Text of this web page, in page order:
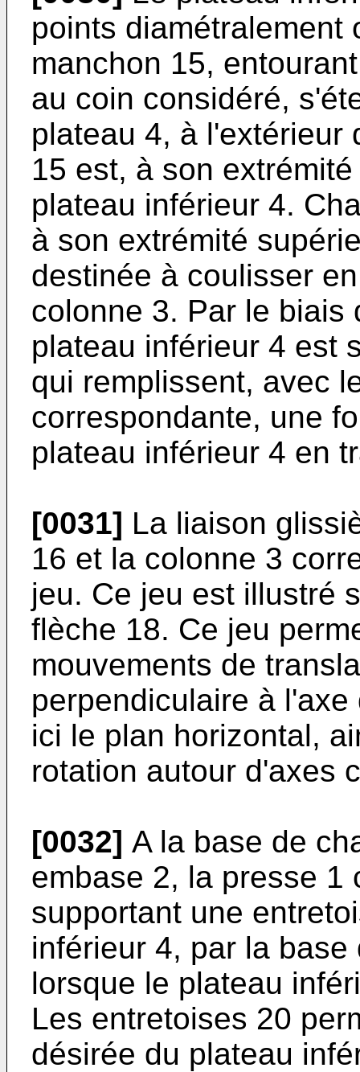
points diamétralement
manchon 15,
au coin considéré,
plateau 4, à l'extérieur
15 est, à son
plateau inférieur 4.
à son extrémité
destinée à coulisser
colonne 3. Par le biais
plateau inférieur 4 est
qui remplissent, avec
correspondante, une
plateau inférieur 4 en
[0031] La liaison
16 et la colonne 3
jeu. Ce jeu est illustré
flèche 18. Ce jeu
mouvements de
perpendiculaire à
ici le plan horizontal,
rotation autour d'axes
[0032] A la base de
embase 2, la presse 1
supportant une
inférieur 4, par la
lorsque le plateau
Les entretoises 20
désirée du plateau